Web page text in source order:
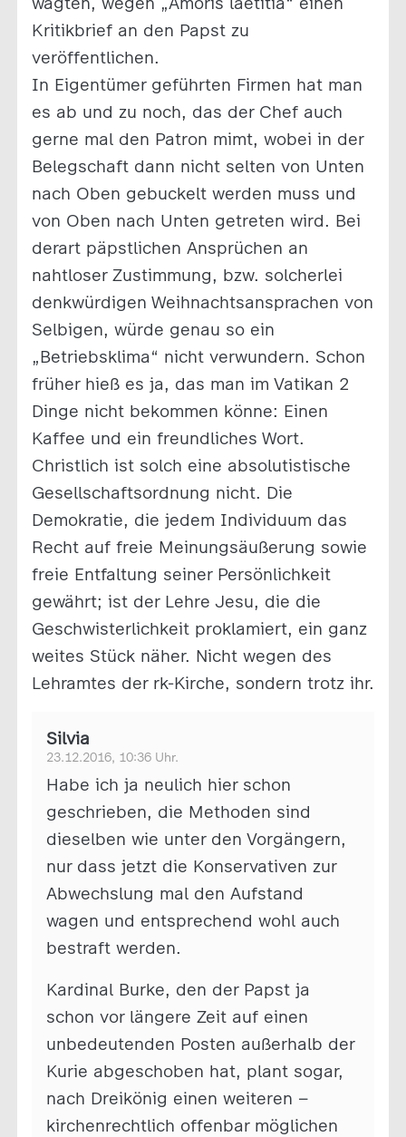
Kritikbrief an den Papst zu
veröffentlichen.
In Eigentümer geführten Firmen hat man
es ab und zu noch, das der Chef auch
gerne mal den Patron mimt, wobei in der
Belegschaft dann nicht selten von Unten
nach Oben gebuckelt werden muss und
von Oben nach Unten getreten wird. Bei
derart päpstlichen Ansprüchen an
nahtloser Zustimmung, bzw. solcherlei
denkwürdigen Weihnachtsansprachen von
Selbigen, würde genau so ein
„Betriebsklima“ nicht verwundern. Schon
früher hieß es ja, das man im Vatikan 2
Dinge nicht bekommen könne: Einen
Kaffee und ein freundliches Wort.
Christlich ist solch eine absolutistische
Gesellschaftsordnung nicht. Die
Demokratie, die jedem Individuum das
Recht auf freie Meinungsäußerung sowie
freie Entfaltung seiner Persönlichkeit
gewährt; ist der Lehre Jesu, die die
Geschwisterlichkeit proklamiert, ein ganz
weites Stück näher. Nicht wegen des
Lehramtes der rk-Kirche, sondern trotz ihr.
Silvia
23.12.2016, 10:36 Uhr.
Habe ich ja neulich hier schon
geschrieben, die Methoden sind
dieselben wie unter den Vorgängern,
nur dass jetzt die Konservativen zur
Abwechslung mal den Aufstand
wagen und entsprechend wohl auch
bestraft werden.
Kardinal Burke, den der Papst ja
schon vor längere Zeit auf einen
unbedeutenden Posten außerhalb der
Kurie abgeschoben hat, plant sogar,
nach Dreikönig einen weiteren –
kirchenrechtlich offenbar möglichen